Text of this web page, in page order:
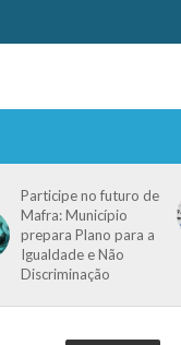
Participe no futuro de
Mafra: Município
prepara Plano para a
Igualdade e Não
Discriminação